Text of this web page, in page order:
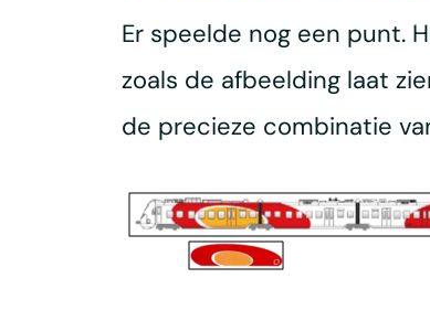
Er speelde nog een punt.
zoals de afbeelding laat
de precieze combinatie